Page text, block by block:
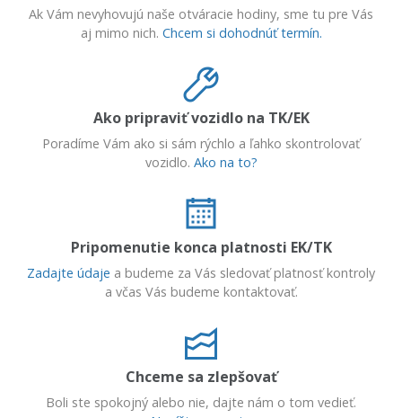
Ak Vám nevyhovujú naše otváracie hodiny, sme tu pre Vás
aj mimo nich. Chcem si dohodnúť termín.
Ako pripraviť vozidlo na TK/EK
Poradíme Vám ako si sám rýchlo a ľahko skontrolovať
vozidlo. Ako na to?
Pripomenutie konca platnosti EK/TK
Zadajte údaje a budeme za Vás sledovať platnosť kontroly
a včas Vás budeme kontaktovať.
Chceme sa zlepšovať
Boli ste spokojný alebo nie, dajte nám o tom vedieť.